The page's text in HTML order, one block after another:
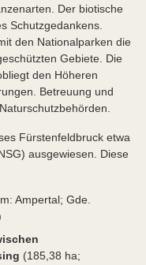
Der biotische
Schutzgedankens.
den Nationalparken die
Gebiete. Die
den Höheren
Betreuung und
Fürstenfeldbruck etwa
ausgewiesen. Diese
Ampertal; Gde.
(185,38 ha;